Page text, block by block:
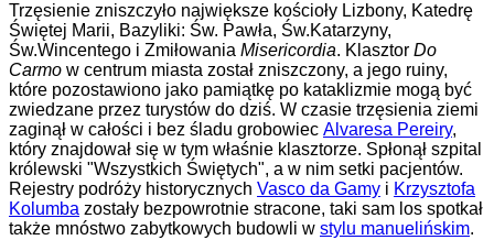
Trzęsienie zniszczyło największe kościoły Lizbony, Katedrę
Świętej Marii, Bazyliki: Św. Pawła, Św.Katarzyny,
Św.Wincentego i Zmiłowania Misericordia. Klasztor Do
Carmo w centrum miasta został zniszczony, a jego ruiny,
które pozostawiono jako pamiątkę po kataklizmie mogą być
zwiedzane przez turystów do dziś. W czasie trzęsienia ziemi
zaginął w całości i bez śladu grobowiec Alvaresa Pereiry,
który znajdował się w tym właśnie klasztorze. Spłonął szpital
królewski "Wszystkich Świętych", a w nim setki pacjentów.
Rejestry podróży historycznych Vasco da Gamy i Krzysztofa
Kolumba zostały bezpowrotnie stracone, taki sam los spotkał
także mnóstwo zabytkowych budowli w stylu manuelińskim.